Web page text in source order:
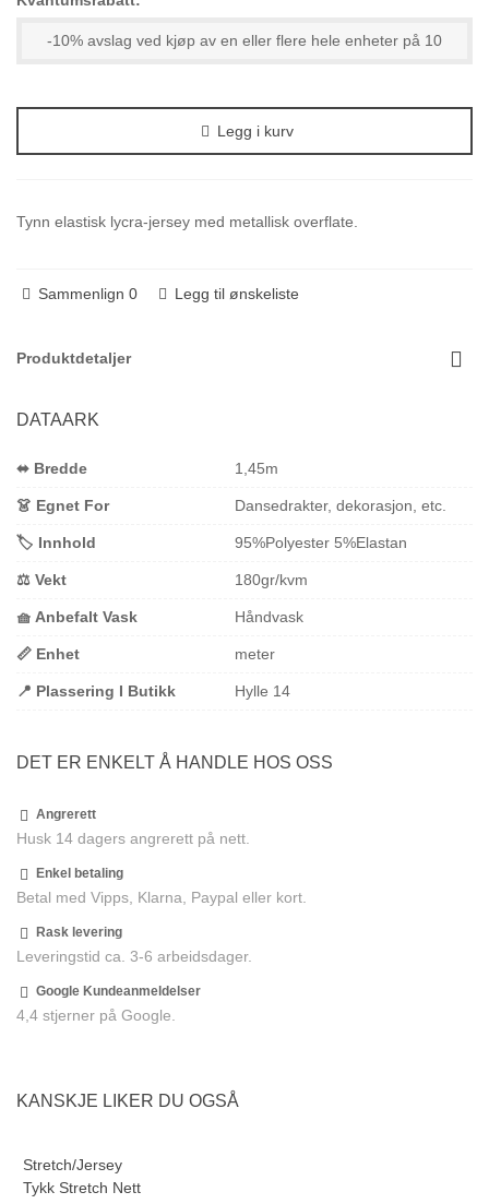
-10% avslag ved kjøp av en eller flere hele enheter på 10
Legg i kurv
Tynn elastisk lycra-jersey med metallisk overflate.
Sammenlign 0 Legg til ønskeliste
Produktdetaljer
DATAARK
⬌ Bredde 1,45m
👗 Egnet For Dansedrakter, dekorasjon, etc.
🏷️ Innhold 95%Polyester 5%Elastan
⚖️ Vekt 180gr/kvm
🧺 Anbefalt Vask Håndvask
📏 Enhet meter
📍 Plassering I Butikk Hylle 14
DET ER ENKELT Å HANDLE HOS OSS
Angrerett
Husk 14 dagers angrerett på nett.
Enkel betaling
Betal med Vipps, Klarna, Paypal eller kort.
Rask levering
Leveringstid ca. 3-6 arbeidsdager.
Google Kundeanmeldelser
4,4 stjerner på Google.
KANSKJE LIKER DU OGSÅ
Stretch/Jersey
Tykk Stretch Nett